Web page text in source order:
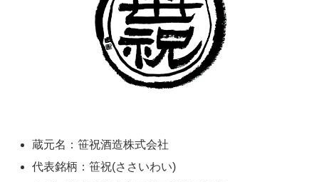
蔵元名：笹祝酒造株式会社
代表銘柄：笹祝(ささいわい)